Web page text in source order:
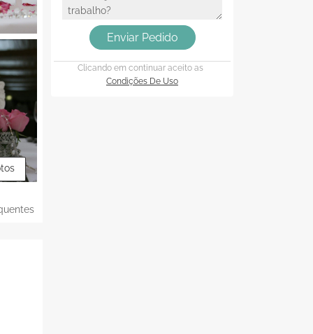
Enviar Pedido
Clicando em continuar aceito as
Condições De Uso